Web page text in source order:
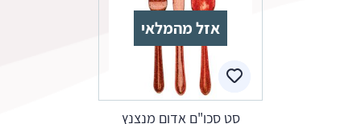
אזל מהמלאי
סט סכו"ם אדום מנצנץ